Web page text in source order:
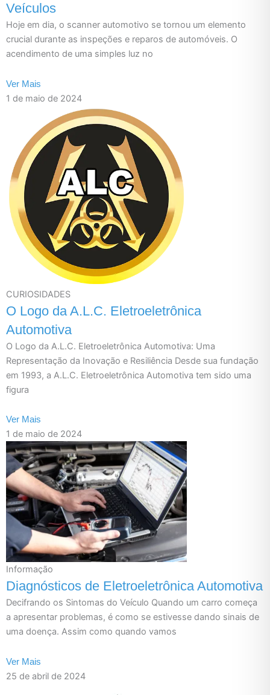
Veículos
Hoje em dia, o scanner automotivo se tornou um elemento
crucial durante as inspeções e reparos de automóveis. O
acendimento de uma simples luz no
Ver Mais
1 de maio de 2024
CURIOSIDADES
O Logo da A.L.C. Eletroeletrônica
Automotiva
O Logo da A.L.C. Eletroeletrônica Automotiva: Uma
Representação da Inovação e Resiliência Desde sua fundação
em 1993, a A.L.C. Eletroeletrônica Automotiva tem sido uma
figura
Ver Mais
1 de maio de 2024
Informação
Diagnósticos de Eletroeletrônica Automotiva
Decifrando os Sintomas do Veículo Quando um carro começa
a apresentar problemas, é como se estivesse dando sinais de
uma doença. Assim como quando vamos
Ver Mais
25 de abril de 2024